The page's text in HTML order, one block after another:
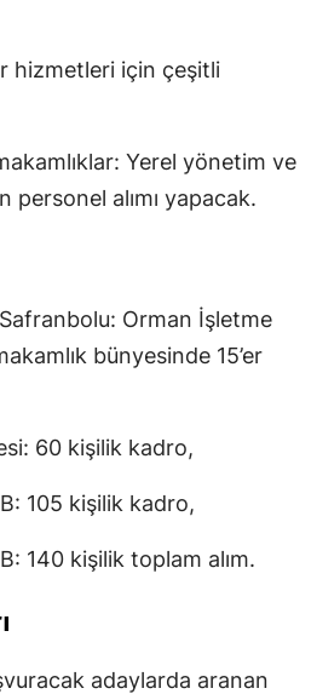
hizmetleri için çeşitli
Yerel yönetim ve
alımı yapacak.
Orman İşletme
bünyesinde 15’er
60 kişilik kadro,
105 kişilik kadro,
140 kişilik toplam alım.
adaylarda aranan